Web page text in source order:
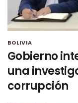
BOLIVIA
Gobierno
una
corrupción